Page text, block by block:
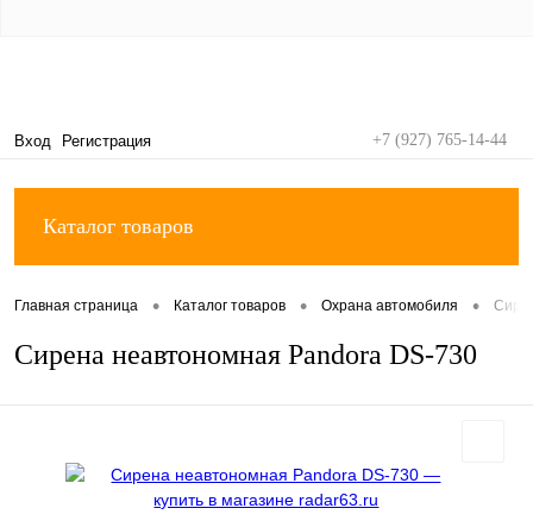
Вход Регистрация +7 (927) 765-14-44
Каталог товаров
Главная страница • Каталог товаров • Охрана автомобиля •
Сирена неавтономная Pandora DS-730